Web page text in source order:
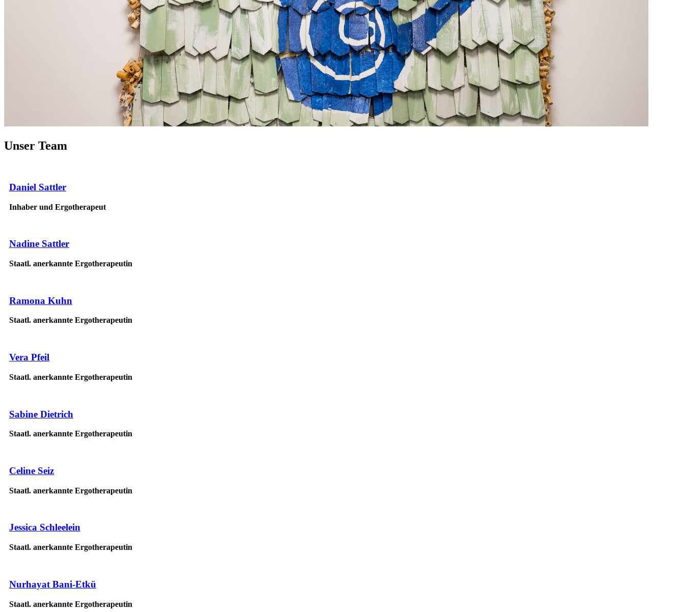
Unser Team
Daniel Sattler
Inhaber und Ergotherapeut
Nadine Sattler
Staatl. anerkannte Ergotherapeutin
Ramona Kuhn
Staatl. anerkannte Ergotherapeutin
Vera Pfeil
Staatl. anerkannte Ergotherapeutin
Sabine Dietrich
Staatl. anerkannte Ergotherapeutin
Celine Seiz
Staatl. anerkannte Ergotherapeutin
Jessica Schleelein
Staatl. anerkannte Ergotherapeutin
Nurhayat Bani-Etkü
Staatl. anerkannte Ergotherapeutin